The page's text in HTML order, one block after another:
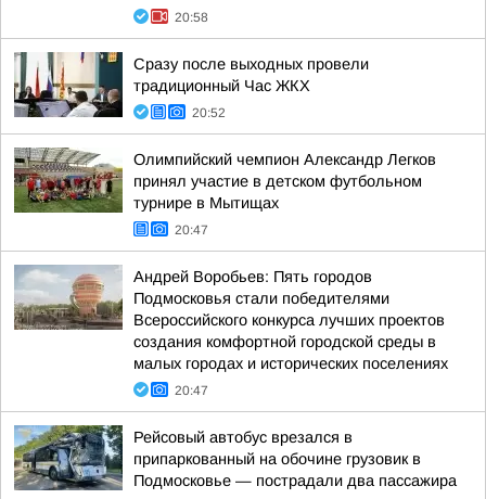
20:58
Сразу после выходных провели
традиционный Час ЖКХ
20:52
Олимпийский чемпион Александр Легков
принял участие в детском футбольном
турнире в Мытищах
20:47
Андрей Воробьев: Пять городов
Подмосковья стали победителями
Всероссийского конкурса лучших проектов
создания комфортной городской среды в
малых городах и исторических поселениях
20:47
Рейсовый автобус врезался в
припаркованный на обочине грузовик в
Подмосковье — пострадали два пассажира